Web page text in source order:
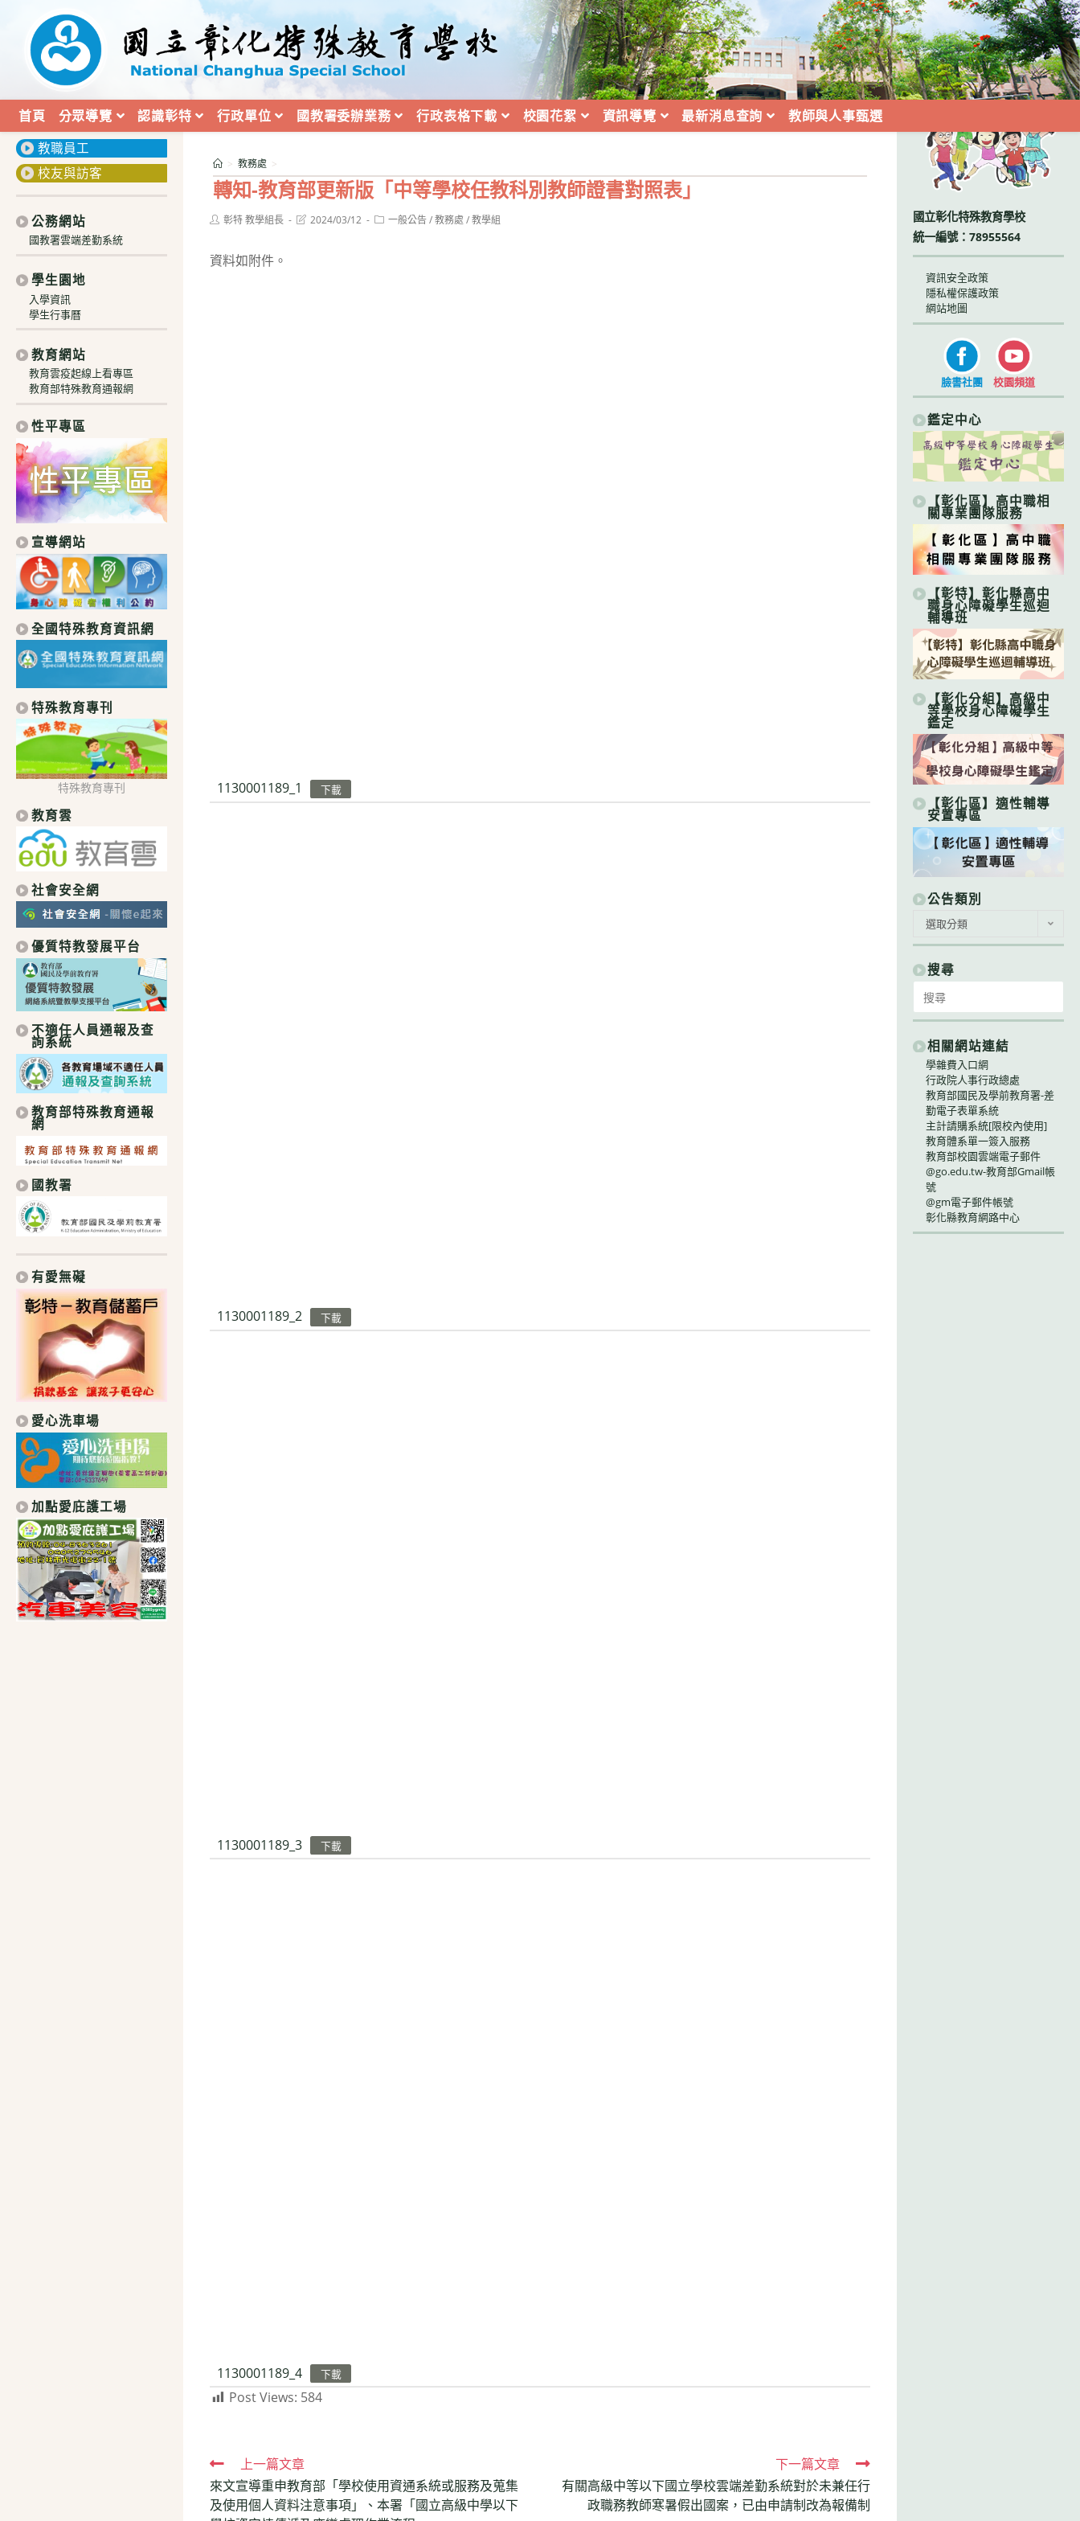
內
首頁 分眾導覽 認識彰特 行政單位 國教署委辦業務 行政表格下載 校園花絮 資訊導覽 最新消息查詢 教師與人事甄選
轉知-教育部更新版「中等學校任教科別教師證書對照表」
> 教務處 >
Post彰特 教學組長
Post2024/03/12
Post一般公告 / 教務處 / 教學組
資料如附件。
1130001189_1 下載
1130001189_2 下載
1130001189_3 下載
1130001189_4 下載
Post Views: 584
Read
more
articles
上一篇文章
來文宣導重申教育部「學校使用資通系統或服務及蒐集
及使用個人資料注意事項」、本署「國立高級中學以下
下一篇文章
有關高級中等以下國立學校雲端差勤系統對於未兼任行
政職務教師寒暑假出國案，已由申請制改為報備制
三十週年校慶
學生與家長
教職員工
校友與訪客
公務網站
國教署雲端差勤系統
學生園地
入學資訊
學生行事曆
教育網站
教育雲疫起線上看專區
教育部特殊教育通報網
性平專區
宣導網站
全國特殊教育資訊網
特殊教育專刊
特殊教育專刊
教育雲
社會安全網
優質特教發展平台
不適任人員通報及查
詢系統
教育部特殊教育通報
網
國教署
有愛無礙
愛心洗車場
加點愛庇護工場
:::
國立彰化特殊教育學校
統一編號：78955564
資訊安全政策
隱私權保護政策
網站地圖
臉書社團 校園頻道
鑑定中心
【彰化區】高中職相
關專業團隊服務
【彰特】彰化縣高中
職身心障礙學生巡迴
輔導班
【彰化分組】高級中
等學校身心障礙學生
鑑定
【彰化區】適性輔導
安置專區
公告類別
類
別
選取分類
搜尋
for:
相關網站連結
學雜費入口網
行政院人事行政總處
教育部國民及學前教育署-差
勤電子表單系統
主計請購系統[限校內使用]
教育體系單一簽入服務
教育部校園雲端電子郵件
@go.edu.tw-教育部Gmail帳
號
@gm電子郵件帳號
彰化縣教育網路中心